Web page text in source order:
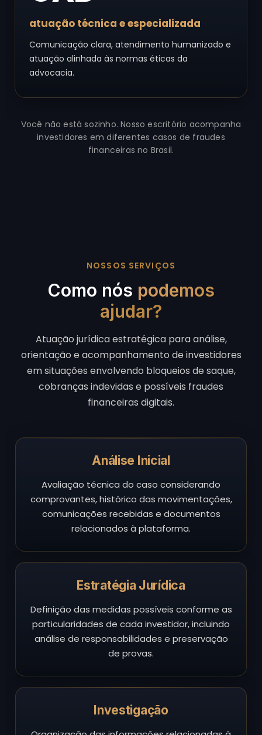
atuação técnica e especializada
Comunicação clara, atendimento humanizado e
atuação alinhada às normas éticas da
advocacia.
Você não está sozinho. Nosso escritório acompanha
investidores em diferentes casos de fraudes
financeiras no Brasil.
NOSSOS SERVIÇOS
Como nós podemos
ajudar?
Atuação jurídica estratégica para análise,
orientação e acompanhamento de investidores
em situações envolvendo bloqueios de saque,
cobranças indevidas e possíveis fraudes
financeiras digitais.
Análise Inicial
Avaliação técnica do caso considerando
comprovantes, histórico das movimentações,
comunicações recebidas e documentos
relacionados à plataforma.
Estratégia Jurídica
Definição das medidas possíveis conforme as
particularidades de cada investidor, incluindo
análise de responsabilidades e preservação
de provas.
Investigação